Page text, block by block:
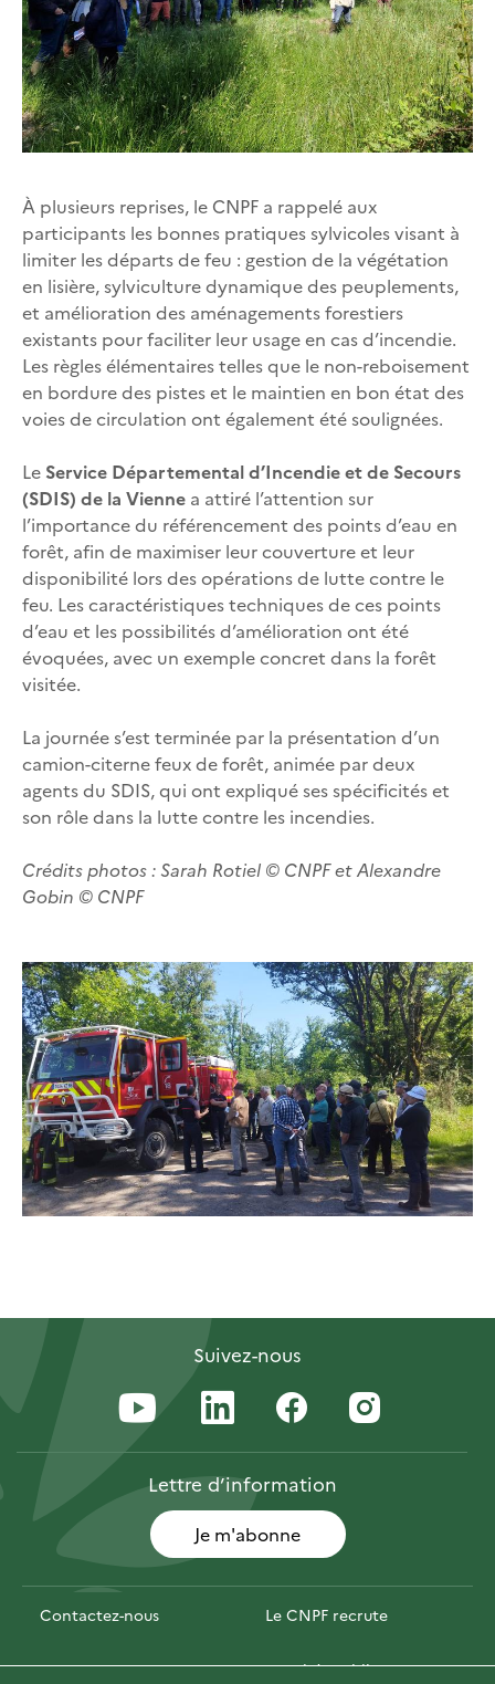
À plusieurs reprises, le CNPF a rappelé aux
participants les bonnes pratiques sylvicoles visant à
limiter les départs de feu : gestion de la végétation
en lisière, sylviculture dynamique des peuplements,
et amélioration des aménagements forestiers
existants pour faciliter leur usage en cas d’incendie.
Les règles élémentaires telles que le non-reboisement
en bordure des pistes et le maintien en bon état des
voies de circulation ont également été soulignées.
Le Service Départemental d’Incendie et de Secours
(SDIS) de la Vienne a attiré l’attention sur
l’importance du référencement des points d’eau en
forêt, afin de maximiser leur couverture et leur
disponibilité lors des opérations de lutte contre le
feu. Les caractéristiques techniques de ces points
d’eau et les possibilités d’amélioration ont été
évoquées, avec un exemple concret dans la forêt
visitée.
La journée s’est terminée par la présentation d’un
camion-citerne feux de forêt, animée par deux
agents du SDIS, qui ont expliqué ses spécificités et
son rôle dans la lutte contre les incendies.
Crédits photos : Sarah Rotiel © CNPF et Alexandre
Gobin © CNPF
Suivez-nous
Lettred’information
Je m'abonne
Contactez-nous Le CNPF recrute
Espace presse Marchés publics